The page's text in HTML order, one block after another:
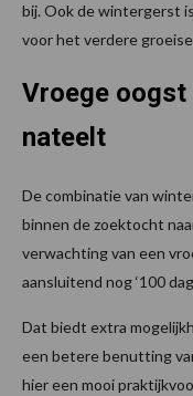
bij. Ook de wintergerst
voor het verdere
Vroege
nateelt
De combinatie van
binnen de zoektocht
verwachting van een
aansluitend nog ‘100
Dat biedt extra
een betere benutting
hier een mooi